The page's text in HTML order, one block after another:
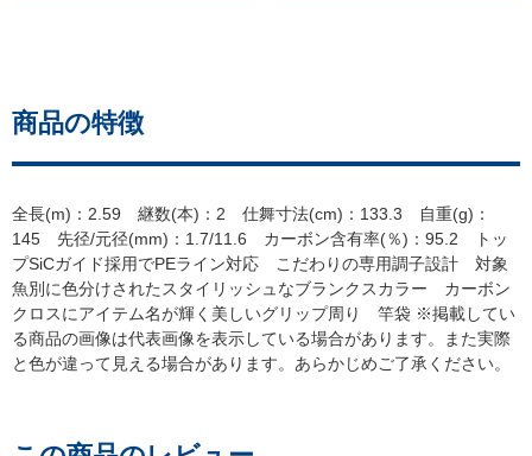
商品の特徴
全長(m)：2.59 継数(本)：2 仕舞寸法(cm)：133.3 自重(g)：
145 先径/元径(mm)：1.7/11.6 カーボン含有率(％)：95.2 トッ
プSiCガイド採用でPEライン対応 こだわりの専用調子設計 対象
魚別に色分けされたスタイリッシュなブランクスカラー カーボン
クロスにアイテム名が輝く美しいグリップ周り 竿袋 ※掲載してい
る商品の画像は代表画像を表示している場合があります。また実際
と色が違って見える場合があります。あらかじめご了承ください。